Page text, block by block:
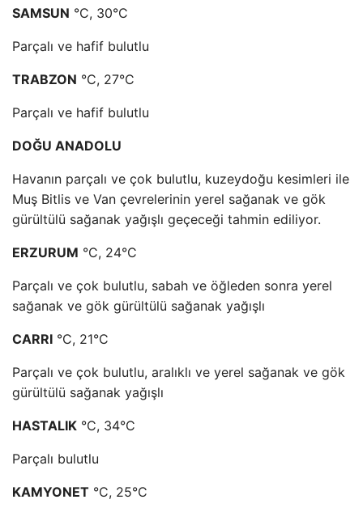
SAMSUN °C, 30°C
Parçalı ve hafif bulutlu
TRABZON °C, 27°C
Parçalı ve hafif bulutlu
DOĞU ANADOLU
Havanın parçalı ve çok bulutlu, kuzeydoğu kesimleri ile
Muş Bitlis ve Van çevrelerinin yerel sağanak ve gök
gürültülü sağanak yağışlı geçeceği tahmin ediliyor.
ERZURUM °C, 24°C
Parçalı ve çok bulutlu, sabah ve öğleden sonra yerel
sağanak ve gök gürültülü sağanak yağışlı
CARRI °C, 21°C
Parçalı ve çok bulutlu, aralıklı ve yerel sağanak ve gök
gürültülü sağanak yağışlı
HASTALIK °C, 34°C
Parçalı bulutlu
KAMYONET °C, 25°C